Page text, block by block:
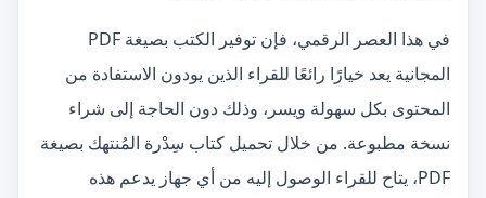
في هذا العصر الرقمي، فإن توفير الكتب بصيغة PDF
المجانية يعد خيارًا رائعًا للقراء الذين يودون الاستفادة من
المحتوى بكل سهولة ويسر، وذلك دون الحاجة إلى شراء
نسخة مطبوعة. من خلال تحميل كتاب سِدْرة المُنتهك بصيغة
PDF، يتاح للقراء الوصول إليه من أي جهاز يدعم هذه